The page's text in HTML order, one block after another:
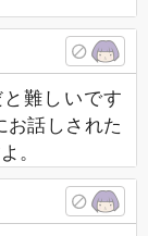
難しいです
お話しされた
。